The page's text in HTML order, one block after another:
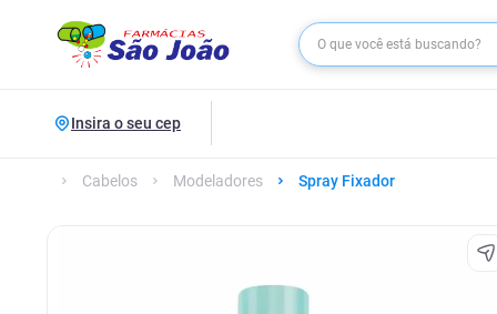
Insira o seu cep
Cabelos Modeladores Spray Fixador